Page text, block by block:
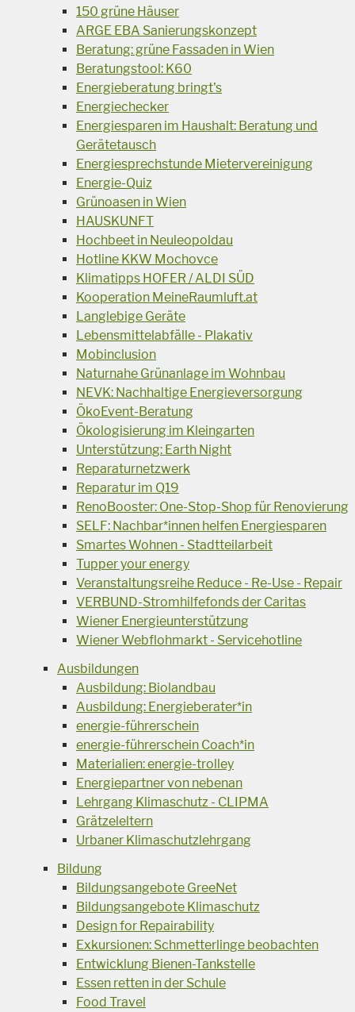
150 grüne Häuser
ARGE EBA Sanierungskonzept
Beratung: grüne Fassaden in Wien
Beratungstool: K60
Energieberatung bringt's
Energiechecker
Energiesparen im Haushalt: Beratung und
Gerätetausch
Energiesprechstunde Mietervereinigung
Energie-Quiz
Grünoasen in Wien
HAUSKUNFT
Hochbeet in Neuleopoldau
Hotline KKW Mochovce
Klimatipps HOFER / ALDI SÜD
Kooperation MeineRaumluft.at
Langlebige Geräte
Lebensmittelabfälle - Plakativ
Mobinclusion
Naturnahe Grünanlage im Wohnbau
NEVK: Nachhaltige Energieversorgung
ÖkoEvent-Beratung
Ökologisierung im Kleingarten
Unterstützung: Earth Night
Reparaturnetzwerk
Reparatur im Q19
RenoBooster: One-Stop-Shop für Renovierung
SELF: Nachbar*innen helfen Energiesparen
Smartes Wohnen - Stadtteilarbeit
Tupper your energy
Veranstaltungsreihe Reduce - Re-Use - Repair
VERBUND-Stromhilfefonds der Caritas
Wiener Energieunterstützung
Wiener Webflohmarkt - Servicehotline
Ausbildungen
Ausbildung: Biolandbau
Ausbildung: Energieberater*in
energie-führerschein
energie-führerschein Coach*in
Materialien: energie-trolley
Energiepartner von nebenan
Lehrgang Klimaschutz - CLIPMA
Grätzeleltern
Urbaner Klimaschutzlehrgang
Bildung
Bildungsangebote GreeNet
Bildungsangebote Klimaschutz
Design for Repairability
Exkursionen: Schmetterlinge beobachten
Entwicklung Bienen-Tankstelle
Essen retten in der Schule
Food Travel